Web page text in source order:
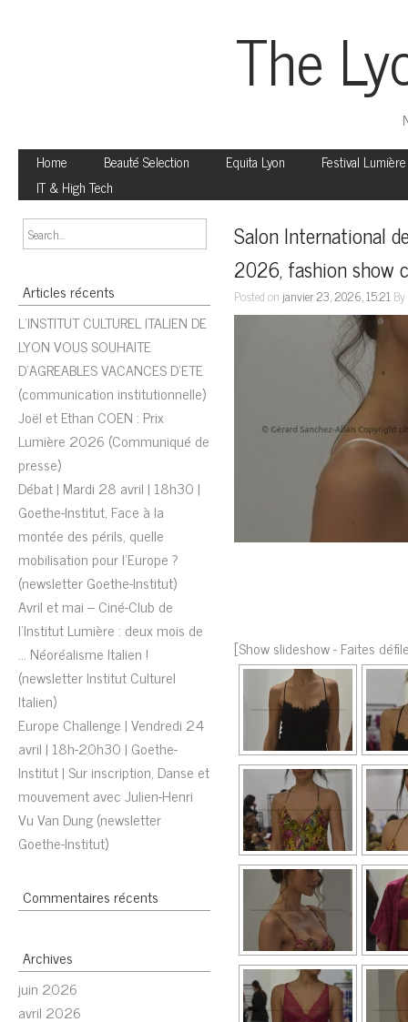
The
Home
Beauté Selection Equita Lyon
Festival Lumière
IT & High Tech
Articles récents
L’INSTITUT CULTUREL ITALIEN DE
LYON VOUS SOUHAITE
D’AGREABLES VACANCES D’ETE
(communication institutionnelle)
Joël et Ethan COEN : Prix
Lumière 2026 (Communiqué de
presse)
Débat | Mardi 28 avril | 18h30 |
Goethe-Institut, Face à la
montée des périls, quelle
mobilisation pour l’Europe ?
(newsletter Goethe-Institut)
Avril et mai – Ciné-Club de
l’Institut Lumière : deux mois de
… Néoréalisme Italien !
(newsletter Institut Culturel
Italien)
Europe Challenge | Vendredi 24
avril | 18h-20h30 | Goethe-
Institut | Sur inscription, Danse et
mouvement avec Julien-Henri
Vu Van Dung (newsletter
Goethe-Institut)
Commentaires récents
Archives
juin 2026
avril 2026
Salon International
2026, fashion show
Posted on janvier 23, 2026, 15:21By
[Show slideshow - Faites